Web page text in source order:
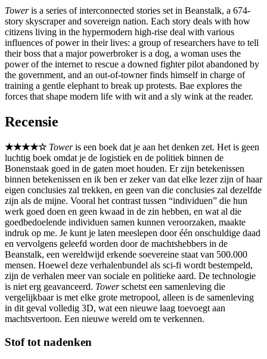
Toweris a series of interconnected stories set in Beanstalk, a 674-
story skyscraper and sovereign nation. Each story deals with how
citizens living in the hypermodern high-rise deal with various
influences of power in their lives: a group of researchers have to tell
their boss that a major powerbroker is a dog, a woman uses the
power of the internet to rescue a downed fighter pilot abandoned by
the government, and an out-of-towner finds himself in charge of
training a gentle elephant to break up protests. Bae explores the
forces that shape modern life with wit and a sly wink at the reader.
Recensie
★★★★☆ Toweris een boek dat je aan het denken zet. Het is geen
luchtig boek omdat je de logistiek en de politiek binnen de
Bonenstaak goed in de gaten moet houden. Er zijn betekenissen
binnen betekenissen en ik ben er zeker van dat elke lezer zijn of haar
eigen conclusies zal trekken, en geen van die conclusies zal dezelfde
zijn als de mijne. Vooral het contrast tussen “individuen” die hun
werk goed doen en geen kwaad in de zin hebben, en wat al die
goedbedoelende individuen samen kunnen veroorzaken, maakte
indruk op me. Je kunt je laten meeslepen door één onschuldige daad
en vervolgens geleefd worden door de machtshebbers in de
Beanstalk, een wereldwijd erkende soevereine staat van 500.000
mensen. Hoewel deze verhalenbundel als sci-fi wordt bestempeld,
zijn de verhalen meer van sociale en politieke aard. De technologie
is niet erg geavanceerd. Towerschetst een samenleving die
vergelijkbaar is met elke grote metropool, alleen is de samenleving
in dit geval volledig 3D, wat een nieuwe laag toevoegt aan
machtsvertoon. Een nieuwe wereld om te verkennen.
Stof tot nadenken